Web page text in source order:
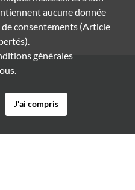
aucune donnée
consentements (Article
générales
J'ai compris